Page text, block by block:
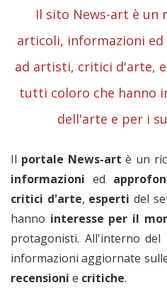
Il sito News-art è un
articoli, informazioni
ad artisti, critici d'arte,
tutti coloro che hanno
dell'arte e per i
Il portale News-art è un
informazioni ed
critici d'arte, espertidel
hanno interesse per il
protagonisti. All'interno
informazioni aggiornate
recensioni e critiche.